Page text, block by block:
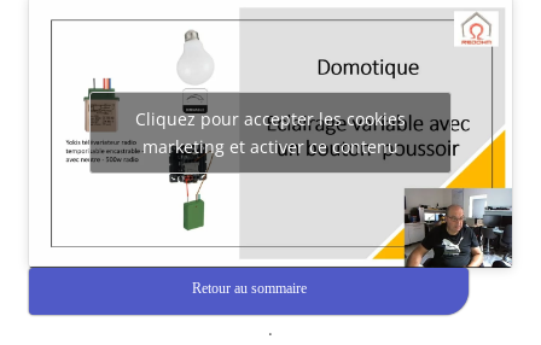
Cliquez pour accepter les cookies
marketing et activer ce contenu
Retour au sommaire
.